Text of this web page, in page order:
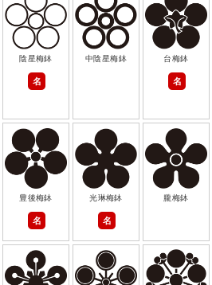
陰星梅鉢
名
中陰星梅鉢 台梅鉢
名
豊後梅鉢
名
光琳梅鉢
名
朧梅鉢